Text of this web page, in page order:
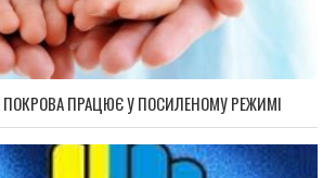
ПОКРОВА ПРАЦЮЄ У ПОСИЛЕНОМУ РЕЖИМІ